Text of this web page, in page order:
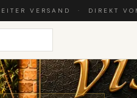
VERSAND · DIREKT